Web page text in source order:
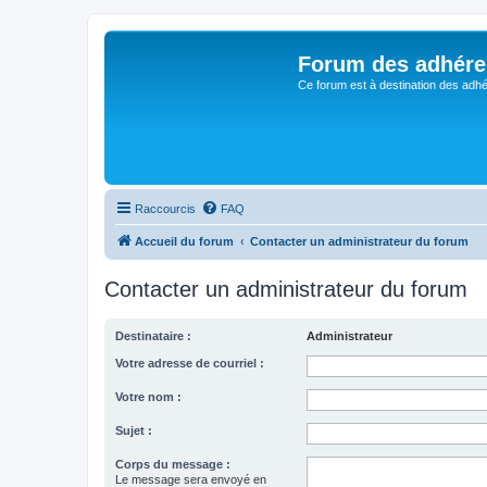
Forum des
Ce forum est à destination des
Raccourcis FAQ
Accueil du forum Contacter un administrateur du forum
Contacter un administrateur du forum
Destinataire : Administrateur
Votre adresse de courriel :
Votre nom :
Sujet :
Corps du message :
Le message sera envoyé en